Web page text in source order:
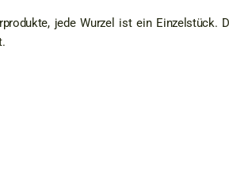
jede Wurzel ist ein Einzelstück.